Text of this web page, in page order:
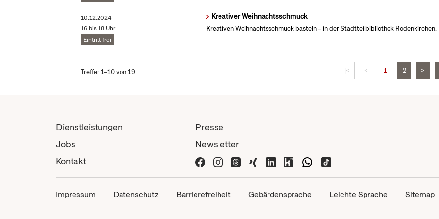
10.12.2024
16 bis 18 Uhr
Eintritt frei
Kreativer Weihnachtsschmuck
Kreativen Weihnachtsschmuck basteln – in der Stadtteilbibliothek Rodenkirchen.
Treffer 1–10 von 19 |< < 1 2 >
Dienstleistungen
Jobs
Kontakt
Presse
Newsletter
Impressum Datenschutz Barrierefreiheit Gebärdensprache Leichte Sprache Sitemap